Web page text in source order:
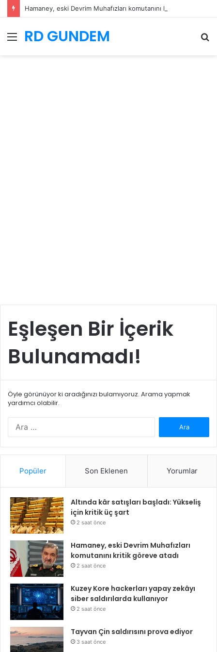
MenüRD GUNDEM
Eşleşen Bir İçerik
Bulunamadı!
Öyle görünüyor ki aradığınızı bulamıyoruz. Arama yapmak
yardımcı olabilir.
Popüler Son Eklenen Yorumlar
Altında kâr satışları başladı: Yükseliş
için kritik üç şart
2 saat önce
Hamaney, eski Devrim Muhafızları
komutanını kritik göreve atadı
2 saat önce
Kuzey Kore hackerları yapay zekâyı
siber saldırılarda kullanıyor
2 saat önce
Tayvan Çin saldırısını prova ediyor
3 saat önce